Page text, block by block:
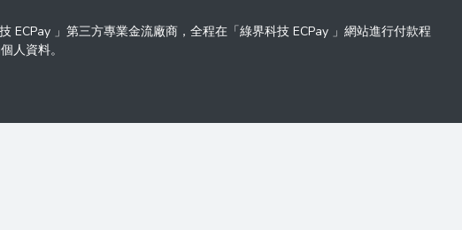
」第三方專業金流廠商，全程在「綠界科技 ECPay 」網站進行付款程
人資料。